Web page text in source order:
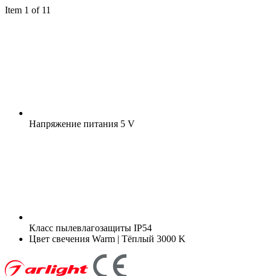
Item 1 of 11
Напряжение питания 5 V
Класс пылевлагозащиты IP54
Цвет свечения Warm | Тёплый 3000 K